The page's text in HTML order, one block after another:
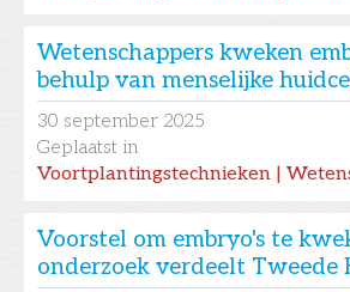
Wetenschappers kweken
behulp van menselijke
30 september 2025
Geplaatst in
Voortplantingstechnieken |
Voorstel om embryo's te
onderzoek verdeelt Tweede